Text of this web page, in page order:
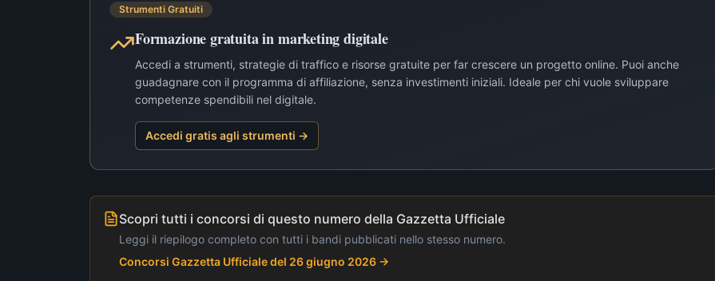
Strumenti Gratuiti
Formazione gratuita in marketing digitale
Accedi a strumenti, strategie di traffico e risorse gratuite per far crescere un progetto online. Puoi anche
guadagnare con il programma di affiliazione, senza investimenti iniziali. Ideale per chi vuole sviluppare
competenze spendibili nel digitale.
Accedi gratis agli strumenti →
Scopri tutti i concorsi di questo numero della Gazzetta Ufficiale
Leggi il riepilogo completo con tutti i bandi pubblicati nello stesso numero.
Concorsi Gazzetta Ufficiale del 26 giugno 2026 →